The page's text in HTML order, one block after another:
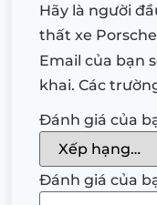
Hãy là người
thất xe Porsche
Email của bạn
khai. Các
Đánh giá của
Đánh giá của